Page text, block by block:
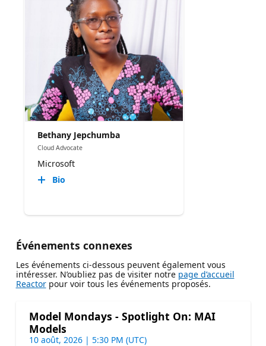
Bethany Jepchumba
Cloud Advocate
Microsoft
Bio
Événements connexes
Les événements ci-dessous peuvent également vous
intéresser. N’oubliez pas de visiter notre page d’accueil
Reactorpour voir tous les événements proposés.
Model Mondays - Spotlight On: MAI
Models
10 août, 2026 | 5:30 PM (UTC)